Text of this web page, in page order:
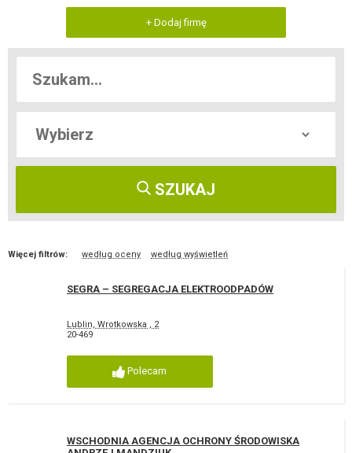
+ Dodaj firmę
SZUKAJ
Więcej filtrów: według oceny według wyświetleń
SEGRA – SEGREGACJA ELEKTROODPADÓW
Lublin, Wrotkowska , 2
20-469
Polecam
WSCHODNIA AGENCJA OCHRONY ŚRODOWISKA